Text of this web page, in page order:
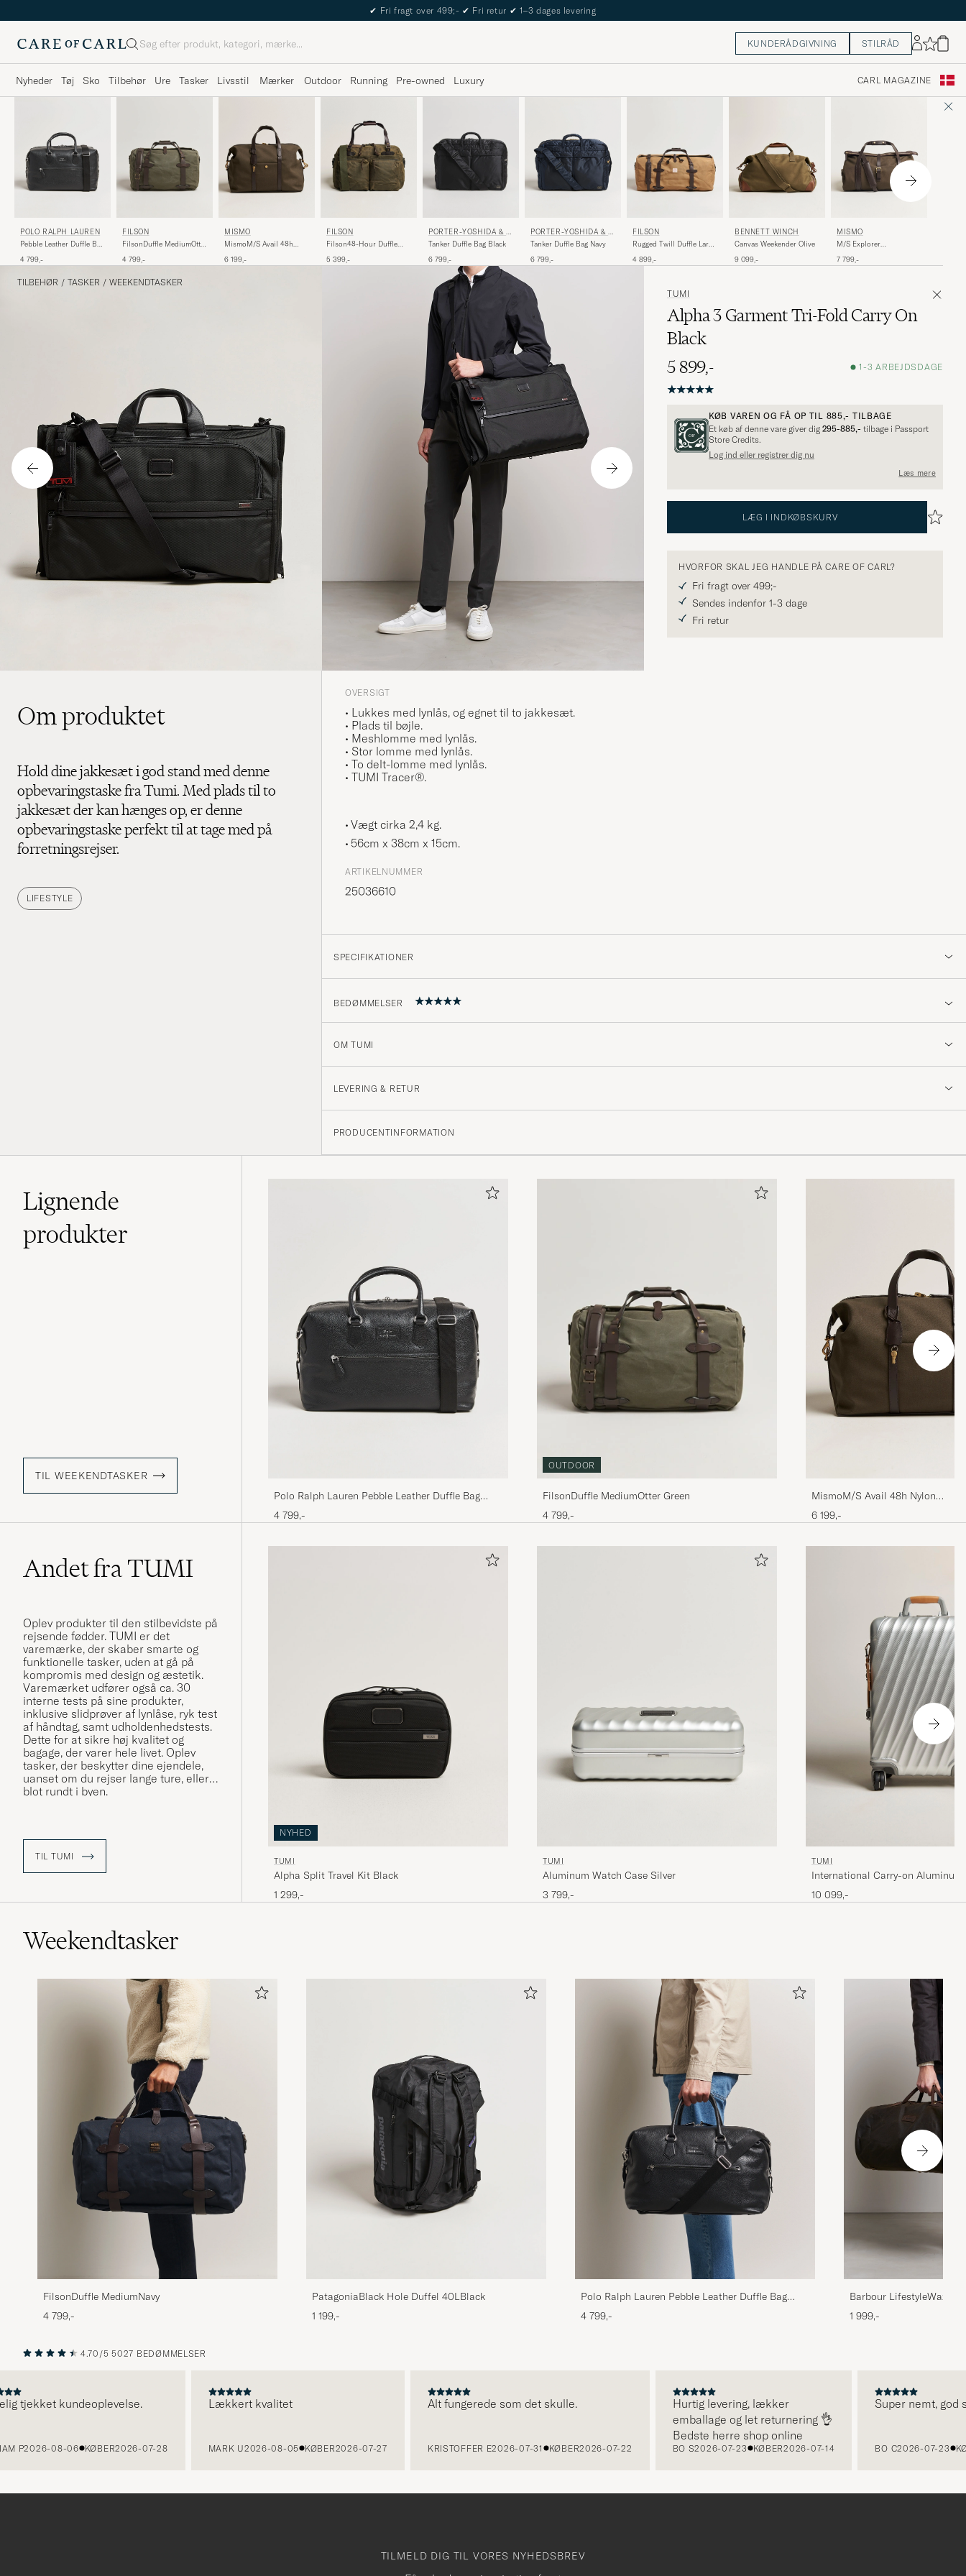
✔ Fri fragt over 499;- ✔ Fri retur ✔ 1–3 dages levering
Søg KUNDERÅDGIVNING STILRÅD
Nyheder Tøj Sko Tilbehør Ure Tasker Livsstil Mærker Outdoor Running Pre-owned Luxury CARL MAGAZINE
POLO RALPH LAUREN
Pebble Leather Duffle Bag
4 799,-
FILSON
FilsonDuffle MediumOtter
4 799,-
MISMO
MismoM/S Avail 48h
WeekendbagArmy/Dark
6 199,-
FILSON
Filson48-Hour Duffle
5 399,-
PORTER-YOSHIDA & C
O.
Tanker Duffle Bag Black
6 799,-
PORTER-YOSHIDA & C
O.
Tanker Duffle Bag Navy
6 799,-
FILSON
Rugged Twill Duffle Large
4 899,-
BENNETT WINCH
Canvas Weekender Olive
9 099,-
MISMO
M/S Explorer
Brown
7 799,-
TILBEHØR / TASKER / WEEKENDTASKER
TUMI
Alpha 3 Garment Tri-Fold Carry On
Black
5 899,-
1-3 ARBEJDSDAGE
KØB VAREN OG FÅ OP TIL 885,- TILBAGE
Et køb af denne vare giver dig 295-885,- tilbage i Passport
Store Credits.
Log ind eller registrer dig nu
Læs mere
LÆG I INDKØBSKURV
HVORFOR SKAL JEG HANDLE PÅ CARE OF CARL?
Fri fragt over 499;-
Sendes indenfor 1-3 dage
Fri retur
Om produktet
Hold dine jakkesæt i god stand med denne
opbevaringstaske fra Tumi. Med plads til to
jakkesæt der kan hænges op, er denne
opbevaringstaske perfekt til at tage med på
forretningsrejser.
LIFESTYLE
OVERSIGT
• Lukkes med lynlås, og egnet til to jakkesæt.
• Plads til bøjle.
• Meshlomme med lynlås.
• Stor lomme med lynlås.
• To delt-lomme med lynlås.
• TUMI Tracer®.
Vægt cirka 2,4 kg.
56cm x 38cm x 15cm.
ARTIKELNUMMER
25036610
SPECIFIKATIONER
BEDØMMELSER
5
OM TUMI
LEVERING & RETUR
PRODUCENTINFORMATION
Lignende
produkter
TIL WEEKENDTASKER
Polo Ralph Lauren Pebble Leather Duffle Bag
Svart
4 799,-
OUTDOOR
FilsonDuffle MediumOtter Green
4 799,-
MismoM/S Avail 48h Nylon
WeekendbagArmy/Dark Brown
6 199,-
Andet fra TUMI
Oplev produkter til den stilbevidste på
rejsende fødder. TUMI er det
varemærke, der skaber smarte og
funktionelle tasker, uden at gå på
kompromis med design og æstetik.
Varemærket udfører også ca. 30
interne tests på sine produkter,
inklusive slidprøver af lynlåse, ryk test
af håndtag, samt udholdenhedstests.
Dette for at sikre høj kvalitet og
bagage, der varer hele livet. Oplev
tasker, der beskytter dine ejendele,
uanset om du rejser lange ture, eller
blot rundt i byen.
TIL TUMI
NYHED
TUMI
Alpha Split Travel Kit Black
1 299,-
TUMI
Aluminum Watch Case Silver
3 799,-
TUMI
International Carry-on Aluminum
Silver
10 099,-
Weekendtasker
FilsonDuffle MediumNavy
4 799,-
PatagoniaBlack Hole Duffel 40LBlack
1 199,-
Polo Ralph Lauren Pebble Leather Duffle Bag
Svart
4 799,-
Barbour LifestyleWax
1 999,-
NÆSTE
4.70/5 5027 BEDØMMELSER
kundeoplevelse.
2026-08-06 KØBER2026-07-28
Lækkert kvalitet
MARK U2026-08-05 KØBER2026-07-27
Alt fungerede som det skulle.
KRISTOFFER E2026-07-31 KØBER2026-07-22
Hurtig levering, lækker
emballage og let returnering 👌
Bedste herre shop online
BO S2026-07-23 KØBER2026-07-14
Super nemt, god
BO C2026-07-23
TILMELD DIG TIL VORES NYHEDSBREV